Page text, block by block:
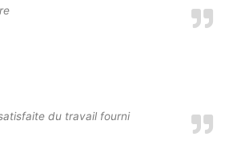
du travail fourni